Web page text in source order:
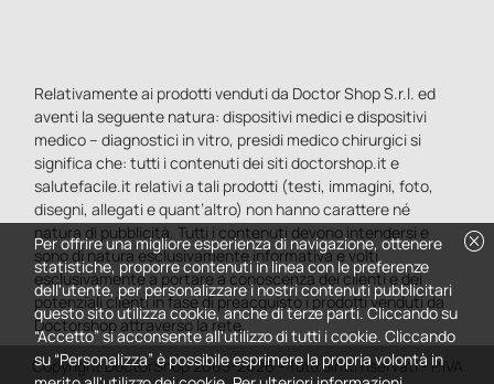
Relativamente ai prodotti venduti da Doctor Shop S.r.l. ed
aventi la seguente natura: dispositivi medici e dispositivi
medico – diagnostici in vitro, presidi medico chirurgici si
significa che: tutti i contenuti dei siti doctorshop.it e
salutefacile.it relativi a tali prodotti (testi, immagini, foto,
disegni, allegati e quant’altro) non hanno carattere né
natura di pubblicità. Tutti i contenuti devono intendersi e
sono di natura esclusivamente informativa e volti
esclusivamente a portare a conoscenza dei clienti e dei
potenziali clienti in fase di preacquisto i prodotti venduti da
Doctorshop attraverso la rete.
Copyright DoctorShop 2005-2026 - Tutti diritti riservati - P.IVA
cancel
Per offrire una migliore esperienza di navigazione, ottenere
statistiche, proporre contenuti in linea con le preferenze
dell'utente, per personalizzare i nostri contenuti pubblicitari
questo sito utilizza cookie, anche di terze parti. Cliccando su
“Accetto” si acconsente all'utilizzo di tutti i cookie. Cliccando
su “Personalizza” è possibile esprimere la propria volontà in